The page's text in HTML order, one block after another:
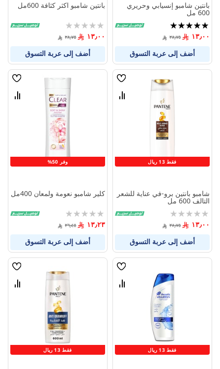
بانتين شامبو إنسيابي وحريري
600 مل
تقييم:
100%
١٣٫٠٠ ٢٨٫٧٥
أضف إلى عربة التسوق
بانتين شامبو اكثر كثافة 600مل
Rating:
١٣٫٠٠ ٢٨٫٧٥
أضف إلى عربة التسوق
فقط 13 ريال
قائمة
قارن
شامبو بانتين برو-في عناية للشعر
التالف 600 مل
Rating:
١٣٫٠٠ ٢٨٫٧٥
أضف إلى عربة التسوق
وفر 50%
قائمة
قارن
كلير شامبو نعومة ولمعان 400مل
Rating:
0%
١٣٫٢٣ ٢٦٫٤٥
أضف إلى عربة التسوق
فقط 13 ريال
قائمة
قارن
فقط 13 ريال
قائمة
قارن